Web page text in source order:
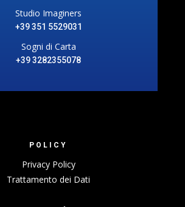
Studio Imaginers
+39 351 5529031
Sogni di Carta
+39 3282355078
POLICY
Privacy Policy
Trattamento dei Dati